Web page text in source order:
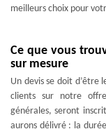
meilleurs choix pour
Ce que vous
sur mesure
Un devis se doit d’être
clients sur notre
générales, seront
aurons délivré : la